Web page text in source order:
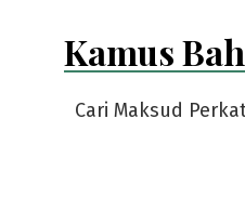
Kamus
Cari Maksud